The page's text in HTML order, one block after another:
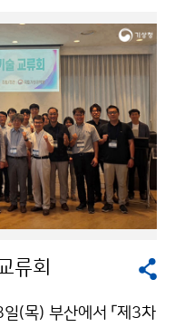
응을 위한 기상·수문정
.
류회
(목) 부산에서 「제3차